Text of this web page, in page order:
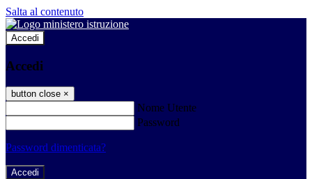
Salta al contenuto
Accedi
Accedi
button close ×
Nome Utente
Password
Password dimenticata?